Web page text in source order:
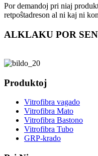
Por demandoj pri niaj
retpoŝtadreson al ni kaj ni
ALKLAKU POR
Produktoj
Vitrofibra vagado
Vitrofibra Mato
Vitrofibra Bastono
Vitrofibra Tubo
GRP-krado